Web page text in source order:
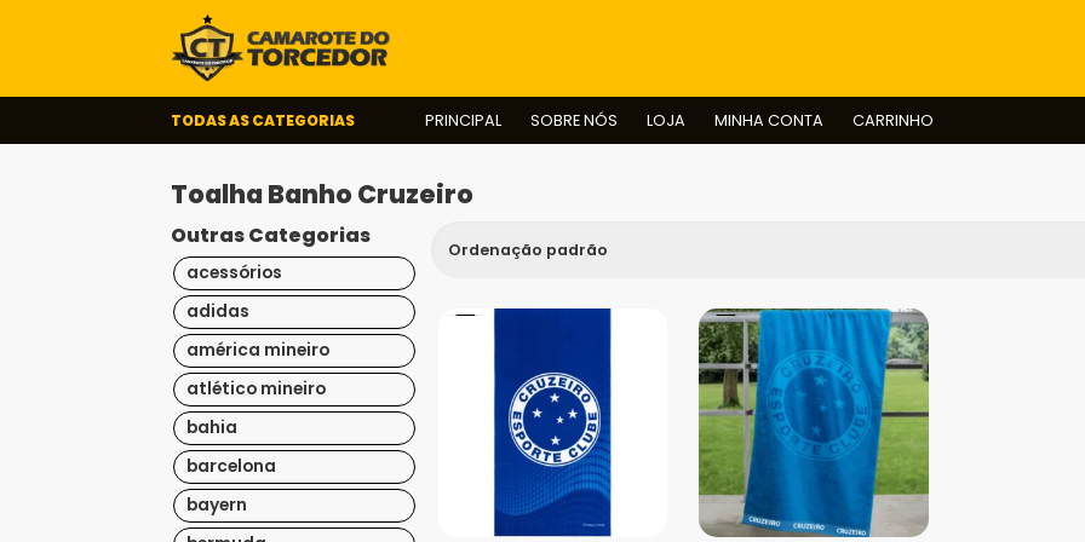
TODAS AS CATEGORIAS PRINCIPAL SOBRE NÓS LOJA MINHA CONTA CARRINHO
Toalha Banho Cruzeiro
Outras Categorias
acessórios
adidas
américa mineiro
atlético mineiro
bahia
barcelona
bayern